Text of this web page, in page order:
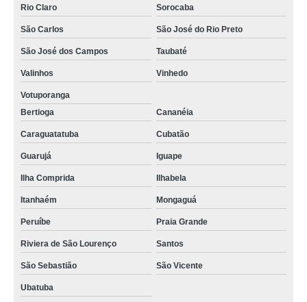
Rio Claro Sorocaba
São Carlos São José do Rio Preto
São José dos Campos Taubaté
Valinhos Vinhedo
Votuporanga
Bertioga
Cananéia
Caraguatatuba Cubatão
Guarujá Iguape
Ilha Comprida Ilhabela
Itanhaém Mongaguá
Peruíbe Praia Grande
Riviera de São Lourenço Santos
São Sebastião São Vicente
Ubatuba